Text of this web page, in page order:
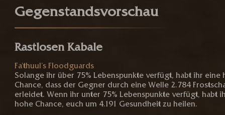
Gegenstandsvorschau
Rastlosen Kabale
Fa’thuul’s Floodguards
Solange ihr über 75% Lebenspunkte verfügt, habt ihr eine
Chance, dass der Gegner durch eine Welle 2.784
erleidet. Wenn ihr unter 75% Lebenspunkte verfügt, habt
hohe Chance, euch um 4.191 Gesundheit zu heilen.